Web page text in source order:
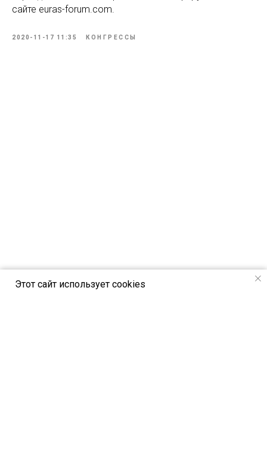
сайте euras-forum.com.
2020-11-17 11:35 КОНГРЕССЫ
Этот сайт использует cookies